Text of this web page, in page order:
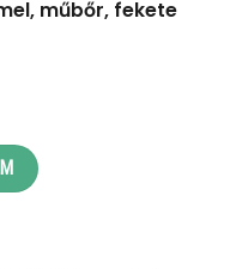
műbőr, fekete
mennyiség